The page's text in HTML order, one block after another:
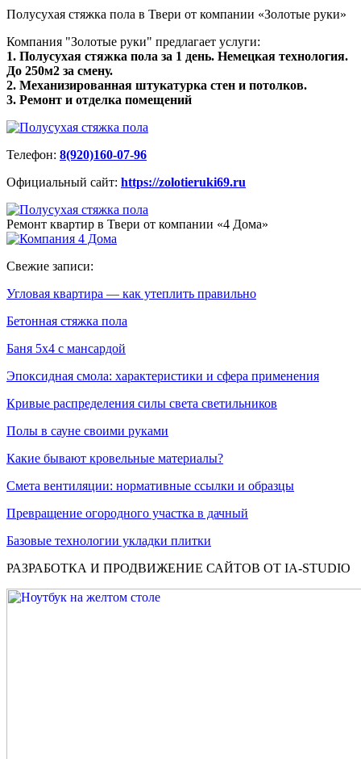
Полусухая стяжка пола в Твери от компании «Золотые руки»
Компания "Золотые руки" предлагает услуги:
1. Полусухая стяжка пола за 1 день. Немецкая технология.
До 250м2 за смену.
2. Механизированная штукатурка стен и потолков.
3. Ремонт и отделка помещений
Телефон: 8(920)160-07-96
Официальный сайт: https://zolotieruki69.ru
Ремонт квартир в Твери от компании «4 Дома»
Свежие записи:
Угловая квартира — как утеплить правильно
Бетонная стяжка пола
Баня 5х4 с мансардой
Эпоксидная смола: характеристики и сфера применения
Кривые распределения силы света светильников
Полы в сауне своими руками
Какие бывают кровельные материалы?
Смета вентиляции: нормативные ссылки и образцы
Превращение огородного участка в дачный
Базовые технологии укладки плитки
РАЗРАБОТКА И ПРОДВИЖЕНИЕ САЙТОВ ОТ IA-STUDIO